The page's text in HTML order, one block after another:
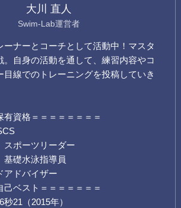
大川 直人
Swim-Lab運営者
ーナーとコーチとして活動中！マスタ
。自身の活動を通して、練習内容やコ
目線でのトレーニングを投稿していき
有資格＝＝＝＝＝＝＝＝
ポーツリーダー
礎水泳指導員
アドバイザー
己ベスト＝＝＝＝＝＝＝
21（2015年）